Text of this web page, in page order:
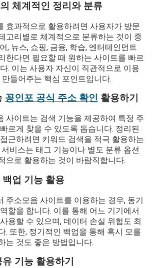
체계적인 정리와 분류
효과적으로 활용하려면 사용자가 방문
고리별로 체계적으로 분류하는 것이 중
, 뉴스, 쇼핑, 금융, 학습, 엔터테인먼트
한다면 필요할 때 원하는 사이트를 빠르
. 이는 사용자 자신이 직관적으로 이용
들어주는 핵심 포인트입니다.
꽁인포 공식 주소 확인 활용하기
사이트는 검색 기능을 제공하여 특정 주
르게 찾을 수 있도록 돕습니다. 정리된
근하려면 키워드 검색을 적극 활용하는
비스는 태그 기능이나 별도 분류 옵션
으로 활용하는 것이 바람직합니다.
업 기능 활용
주소모음 사이트를 이용하는 경우, 동기
할을 합니다. 이를 통해 어느 기기에서
용할 수 있으며, 데이터 손실 위험도 최
. 또한, 정기적인 백업을 통해 혹시 모를
는 것도 좋은 방법입니다.
기능 활용하기